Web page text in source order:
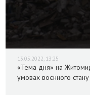
13.05.2022, 13:25
«Тема дня» на
умовах воєнного стану